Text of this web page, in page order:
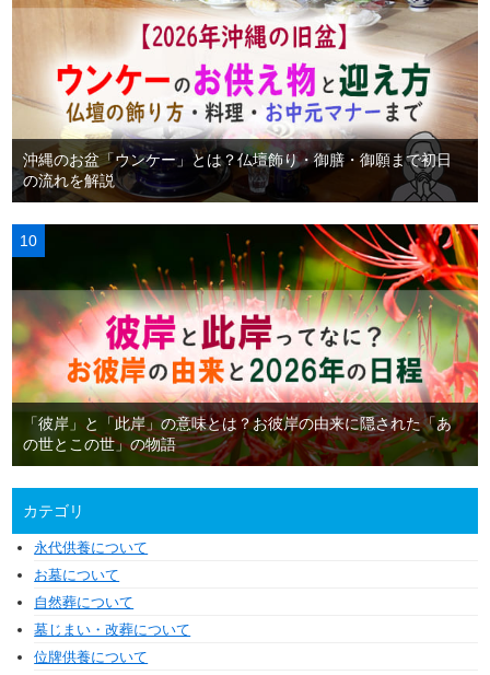
沖縄のお盆「ウンケー」とは？仏壇飾り・御膳・御願まで初日
の流れを解説
「彼岸」と「此岸」の意味とは？お彼岸の由来に隠された「あ
の世とこの世」の物語
カテゴリ
永代供養について
お墓について
自然葬について
墓じまい・改葬について
位牌供養について